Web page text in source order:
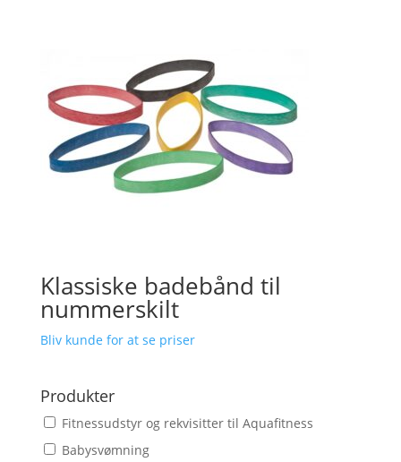
Klassiske badebånd til
nummerskilt
Bliv kunde for at se priser
Produkter
Fitnessudstyr og rekvisitter til Aquafitness
Babysvømning